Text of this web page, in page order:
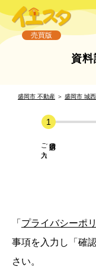
売買版
資
盛岡市 不動産 ＞ 盛岡市 城
必須項目の
ご入力
「 プライバシーポ
事項を入力し「確
さい。